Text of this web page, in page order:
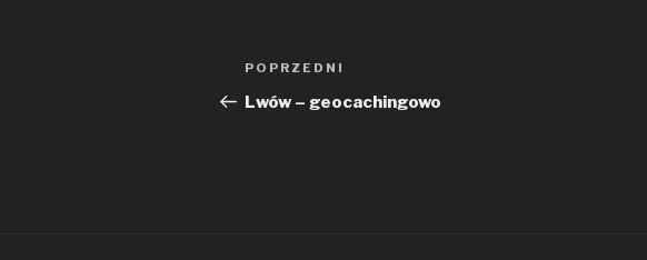
Nawigacja
wpisu
Poprzedni
wpis
POPRZEDNI
Lwów – geocachingowo